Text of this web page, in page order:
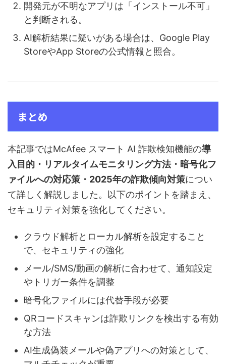
開発元が不明なアプリは「インストール不可」
と判断される。
AI解析結果に疑いがある場合は、Google Play
StoreやApp Storeの公式情報と照合。
まとめ
本記事ではMcAfee スマート AI 詐欺検知機能の導
入目的・リアルタイムモニタリング方法・暗号化フ
ァイルへの対応策・2025年の詐欺傾向対策につい
て詳しく解説しました。以下のポイントを踏まえ、
セキュリティ対策を強化してください。
クラウド解析とローカル解析を設定すること
で、セキュリティの強化
メール/SMS/動画の解析に合わせて、通知設定
やトリガー条件を調整
暗号化ファイルには代替手段が必要
QRコードスキャンは詐欺リンクを検出する有効
な方法
AI生成偽装メールや偽アプリへの対策として、